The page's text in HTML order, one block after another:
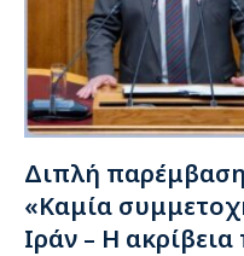
Διπλή
«Καμία
Ιράν – Η ακρίβεια